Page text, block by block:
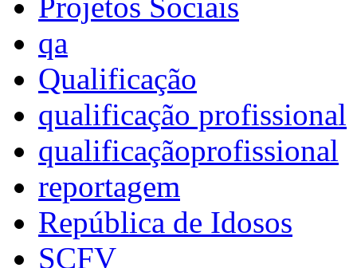
Projetos Sociais
qa
Qualificação
qualificação profissional
qualificaçãoprofissional
reportagem
República de Idosos
SCFV